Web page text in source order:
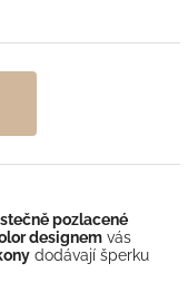
pozlacené
designem vás
dodávají šperku